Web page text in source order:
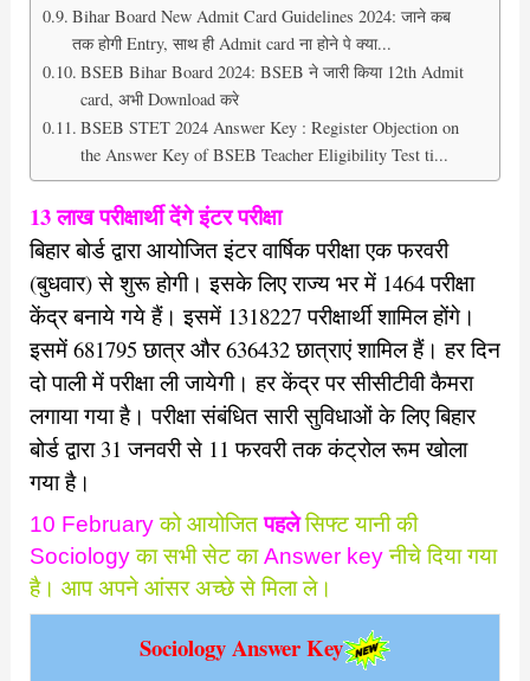
Bihar Board New Admit Card Guidelines 2024: जाने कब
तक होगी Entry, साथ ही Admit card ना होने पे क्या...
BSEB Bihar Board 2024: BSEB ने जारी किया 12th Admit
card, अभी Download करे
BSEB STET 2024 Answer Key : Register Objection on
the Answer Key of BSEB Teacher Eligibility Test ti...
13 लाख परीक्षार्थी देंगे इंटर परीक्षा
बिहार बोर्ड द्वारा आयोजित इंटर वार्षिक परीक्षा एक फरवरी
(बुधवार) से शुरू होगी। इसके लिए राज्य भर में 1464 परीक्षा
केंद्र बनाये गये हैं। इसमें 1318227 परीक्षार्थी शामिल होंगे।
इसमें 681795 छात्र और 636432 छात्राएं शामिल हैं। हर दिन
दो पाली में परीक्षा ली जायेगी। हर केंद्र पर सीसीटीवी कैमरा
लगाया गया है। परीक्षा संबंधित सारी सुविधाओं के लिए बिहार
बोर्ड द्वारा 31 जनवरी से 11 फरवरी तक कंट्रोल रूम खोला
गया है।
10 February को आयोजितपहलेसिफ्ट यानी की
Sociology का सभी सेट का Answer key नीचे दिया गया
है। आप अपने आंसर अच्छे से मिला ले।
Sociology Answer Key